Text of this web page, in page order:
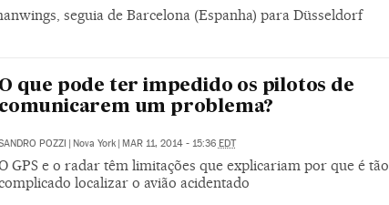
seguia de Barcelona (Espanha) para Düsseldorf
O que pode ter impedido os pilotos de
comunicarem um problema?
POZZI | Nova York | MAR 11, 2014 - 15:36 EDT
GPS e o radar têm limitações que explicariam por que é tão
localizar o avião acidentado